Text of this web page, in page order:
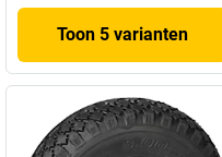
Toon 5 varianten